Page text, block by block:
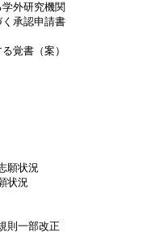
外研究機関
承認申請書
覚書（案）
願状況
状況
則一部改正